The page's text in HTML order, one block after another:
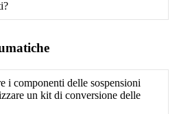
i componenti delle sospensioni
un kit di conversione delle